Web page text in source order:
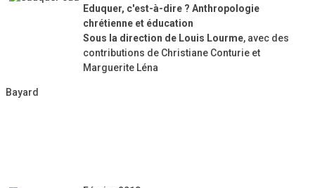
Eduquer, c'est-à-dire ? Anthropologie
chrétienne et éducation
Sous la direction de Louis Lourme, avec des
contributions de Christiane Conturie et
Marguerite Léna
Bayard